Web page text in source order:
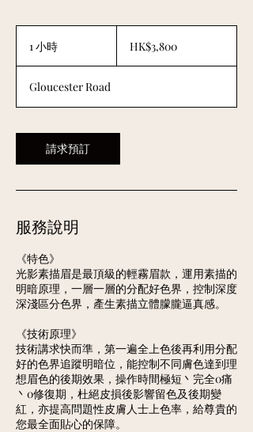
1 小時 HK$3,800
Gloucester Road
請求預訂
服務說明
《特色》
光影素描眉是最頂級的輕霧眉款，運用素描的
明暗原理，一層一層的分配好色界，控制深度
深淺區分色界，產生素描立體朦朧逼真感。
《技術原理》
技術講求快而準，第一遍全上色後再利用分配
好的色界追蹤明暗位，能控制不同膚色達到理
想眉色的後期效果，操作時間極短丶完全0痛
丶0修復期，杜絕皮損後影響留色及後期變
紅，亦提高問題性皮膚人士上色率，給尊貴的
您最全面貼心的保障。